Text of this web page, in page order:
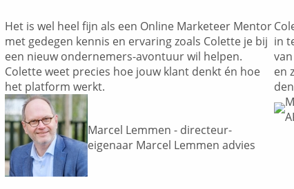
Het is wel heel fijn als een Online Marketeer Mentor
met gedegen kennis en ervaring zoals Colette je bij
een nieuw ondernemers-avontuur wil helpen.
Colette weet precies hoe jouw klant denkt én hoe
het platform werkt.
Marcel Lemmen - directeur-
eigenaar Marcel Lemmen advies
in
en